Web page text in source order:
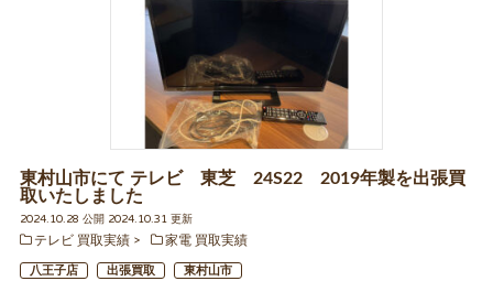
東村山市にて テレビ 東芝 24S22 2019年製を出張買
取いたしました
2024.10.28 公開 2024.10.31 更新
テレビ 買取実績
家電 買取実績
八王子店 出張買取 東村山市